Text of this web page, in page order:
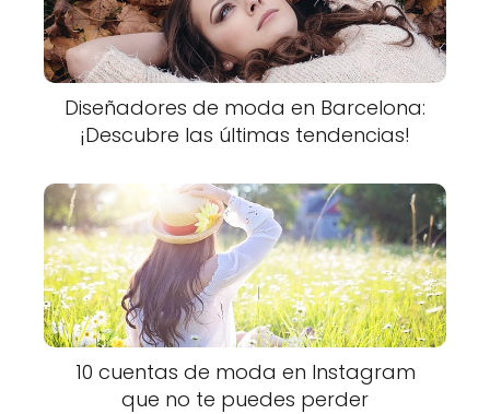
Diseñadores de moda en Barcelona:
¡Descubre las últimas tendencias!
10 cuentas de moda en Instagram
que no te puedes perder